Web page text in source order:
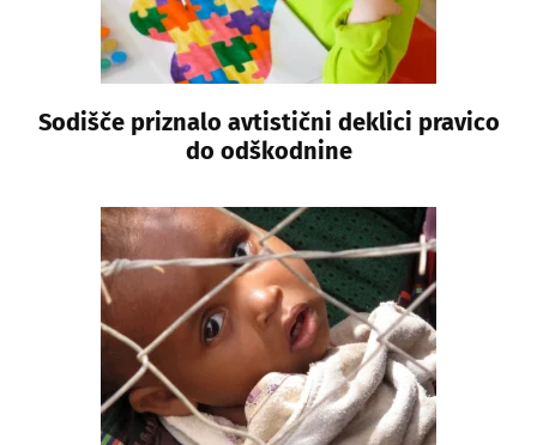
Sodišče priznalo avtistični deklici pravico
do odškodnine